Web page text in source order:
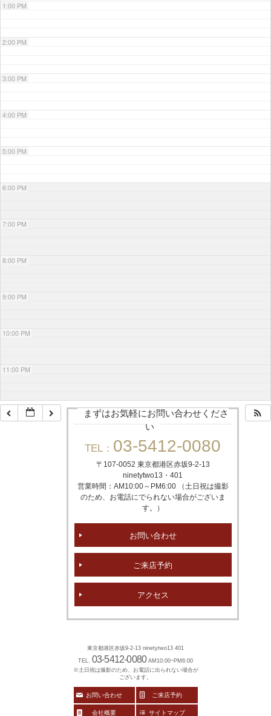
1:00 PM
2:00 PM
3:00 PM
4:00 PM
5:00 PM
6:00 PM
7:00 PM
8:00 PM
9:00 PM
10:00 PM
11:00 PM
まずはお気軽にお問い合わせくださ
い
TEL： 03-5412-0080
〒107-0052 東京都港区赤坂9-2-13
ninetytwo13・401
営業時間：AM10:00～PM6:00 （土日祝は撮影
のため、お電話にでられない場合がございま
す。）
お問い合わせ
ご来店予約
アクセス
東京都港区赤坂9-2-13 ninetytwo13 401
TEL. 03-5412-0080 AM10:00~PM6:00
※土日祝は撮影のため、お電話に出られない場合が
ございます。
お問い合わせ ご来店予約
会社概要 サイトマップ